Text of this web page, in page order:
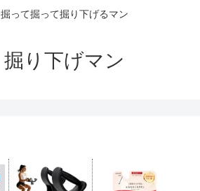
掘って掘って掘り下げるマン
掘り下げマン